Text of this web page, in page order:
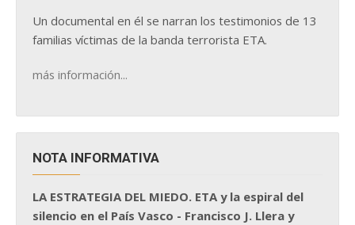
Un documental en él se narran los testimonios de 13
familias víctimas de la banda terrorista ETA.
más información...
NOTA INFORMATIVA
LA ESTRATEGIA DEL MIEDO. ETA y la espiral del
silencio en el País Vasco - Francisco J. Llera y